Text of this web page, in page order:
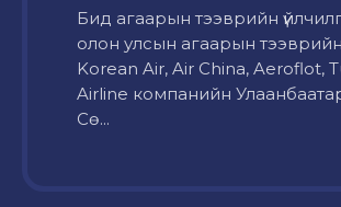
Бид агаарын тээврийн
олон улсын агаарын
Korean Air, Air China, Aeroflot,
Airline компанийн
Сө...